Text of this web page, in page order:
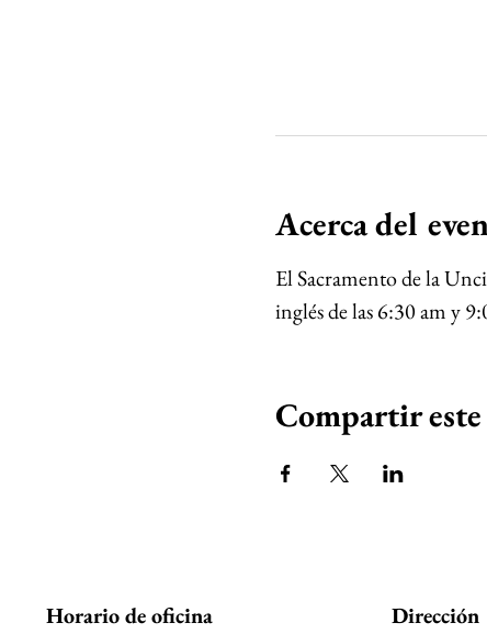
Acerca del
El Sacramento de la
inglés de las 6:30 am y
Compartir
Horario de oficina Dirección